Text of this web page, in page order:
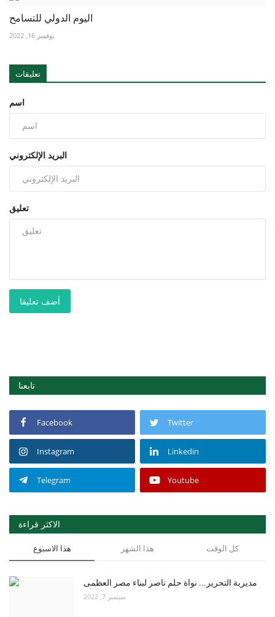
اليوم الدولي للتسامح
نوفمبر 16, 2022
تعليقات
اسم
البريد الإلكتروني
تعليق
أضف تعليقا
تابعنا
Facebook Twitter
Instagram Linkedin
Telegram Youtube
الاكثر قراءة
هذا الاسبوع هذا الشهر كل الوقت
مديرية التحرير... نواة حلم ناصر لبناء مصر العظمى
سبتمبر 7, 2022